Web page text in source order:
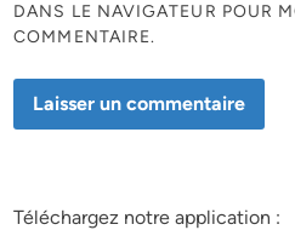
DANS LE NAVIGATEUR POUR
COMMENTAIRE.
Téléchargez notre application :